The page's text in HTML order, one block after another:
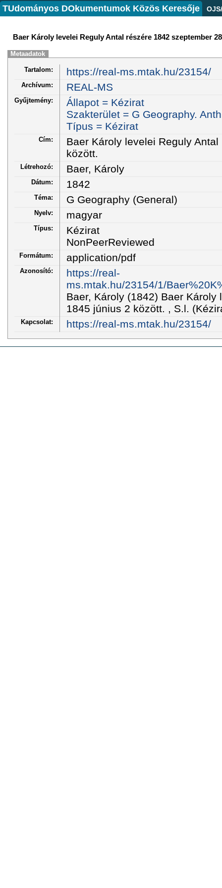
TUdományos DOkumentumok Közös Keresője
Baer Károly levelei Reguly Antal részére 1842 szeptember
Metaadatok
Tartalom: https://real-ms.mtak.hu/23154/
Archívum: REAL-MS
Gyűjtemény:
Állapot = Kézirat
Szakterület = G Geography.
Típus = Kézirat
Cím:
Baer Károly levelei Reguly
között.
Létrehozó: Baer, Károly
Dátum: 1842
Téma: G Geography (General)
Nyelv: magyar
Típus:
Kézirat
NonPeerReviewed
Formátum: application/pdf
Azonosító:
https://real-
ms.mtak.hu/23154/1/
Baer, Károly (1842) Baer
1845 június 2 között. , S.l.
Kapcsolat: https://real-ms.mtak.hu/23154/